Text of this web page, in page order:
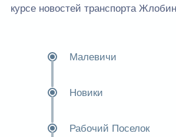
курсе новостей транспорта
Малевичи
Новики
Рабочий Поселок